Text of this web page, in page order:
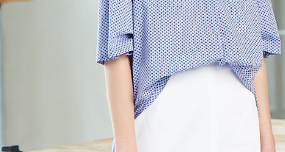
形，恩沛科技
動。